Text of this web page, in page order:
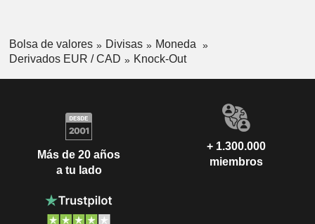
Bolsa de valores Divisas
Moneda
Derivados EUR / CAD
Knock-Out
Más de 20 años
a tu lado
+ 1.300.000
miembros